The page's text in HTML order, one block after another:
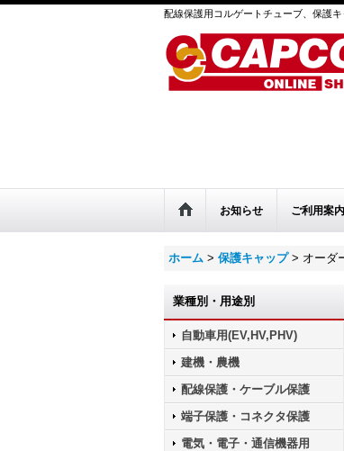
配線保護用コルゲートチューブ、保護
お知らせ ご利用案内
ホーム > 保護キャップ > オーダ
業種別・用途別
自動車用(EV,HV,PHV)
建機・農機
配線保護・ケーブル保護
端子保護・コネクタ保護
電気・電子・通信機器用